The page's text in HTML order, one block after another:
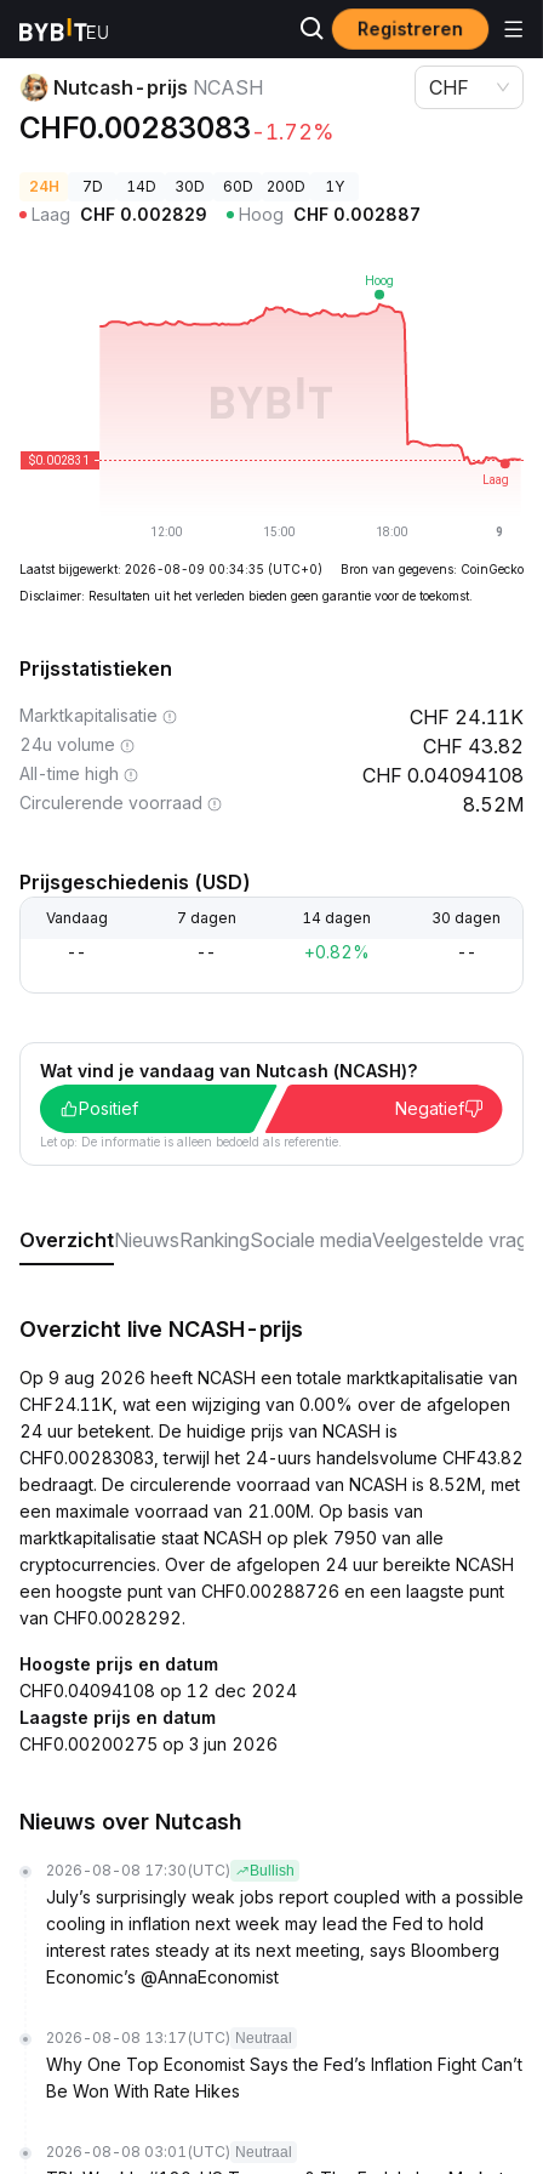
Registreren
Cryptoprijzen
Nutcash-prijs NCASH
CHF0.00283083-1.72%
CHF
24H 7D 14D 30D 60D 200D 1Y
Laag CHF 0.002829 Hoog CHF 0.002887
Laatst bijgewerkt: 2026-08-09 00:34:35 (UTC+0)
Bron van gegevens: CoinGecko
Disclaimer: Resultaten uit het verleden bieden geen garantie voor de toekomst.
Prijsstatistieken
Marktkapitalisatie 24.11K
24u volume 43.82
All-time high 0.04094108
Circulerende voorraad 8.52M
Prijsgeschiedenis (USD)
Vandaag 7 dagen 14 dagen 30 dagen
-- -- +0.82% --
Wat vind je vandaag van Nutcash (NCASH)?
Positief
Negatief
Let op: De informatie is alleen bedoeld als referentie.
OverzichtNieuwsRankingSociale mediaVeelgestelde
Overzicht live NCASH-prijs
Op 9 aug 2026 heeft NCASH een totale marktkapitalisatie van
CHF24.11K, wat een wijziging van 0.00% over de afgelopen
24 uur betekent. De huidige prijs van NCASH is
CHF0.00283083, terwijl het 24-uurs handelsvolume CHF43.82
bedraagt. De circulerende voorraad van NCASH is 8.52M, met
een maximale voorraad van 21.00M. Op basis van
marktkapitalisatie staat NCASH op plek 7950 van alle
cryptocurrencies. Over de afgelopen 24 uur bereikte NCASH
een hoogste punt van CHF0.00288726 en een laagste punt
van CHF0.0028292.
Hoogste prijs en datum
CHF0.04094108 op 12 dec 2024
Laagste prijs en datum
CHF0.00200275 op 3 jun 2026
Nieuws over Nutcash
2026-08-08 17:30 (UTC) Bullish
July’s surprisingly weak jobs report coupled with a possible
cooling in inflation next week may lead the Fed to hold
interest rates steady at its next meeting, says Bloomberg
Economic’s @AnnaEconomist
2026-08-08 13:17 (UTC) Neutraal
Why One Top Economist Says the Fed’s Inflation Fight Can’t
Be Won With Rate Hikes
2026-08-08 03:01 (UTC) Neutraal